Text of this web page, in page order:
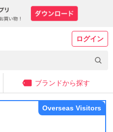
ログイン
ブランドから探す
Overseas Visitors